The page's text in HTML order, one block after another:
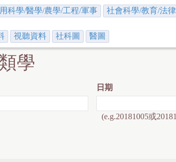
科學/醫學/農學/工程/軍事 社會科學/教育/法
視聽資料 社科圖 醫圖
學
日期
(e.g.20181005或